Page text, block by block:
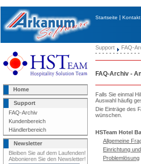
Startseite|Kontakt
Home
Support
FAQ-Archiv
Kundenbereich
Händlerbereich
Newsletter
Bleiben Sie auf dem Laufenden!
Abbonieren Sie den Newsletter!
Support FAQ-
FAQ-Archiv -
Falls Sie einmal
Auswahl häufig
Die Einträge des
wünschen.
HSTeam Hotel
Allgemeine
Einrichtung
Problemlösung